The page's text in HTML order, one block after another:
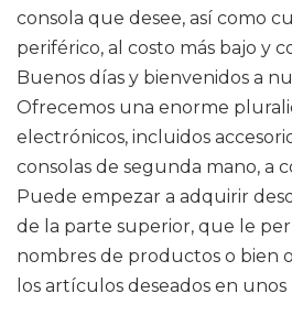
consola que desee, así como
periférico, al costo más bajo y
Buenos días y bienvenidos a
Ofrecemos una enorme
electrónicos, incluidos
consolas de segunda mano, a
Puede empezar a adquirir
de la parte superior, que le
nombres de productos o bien
los artículos deseados en unos